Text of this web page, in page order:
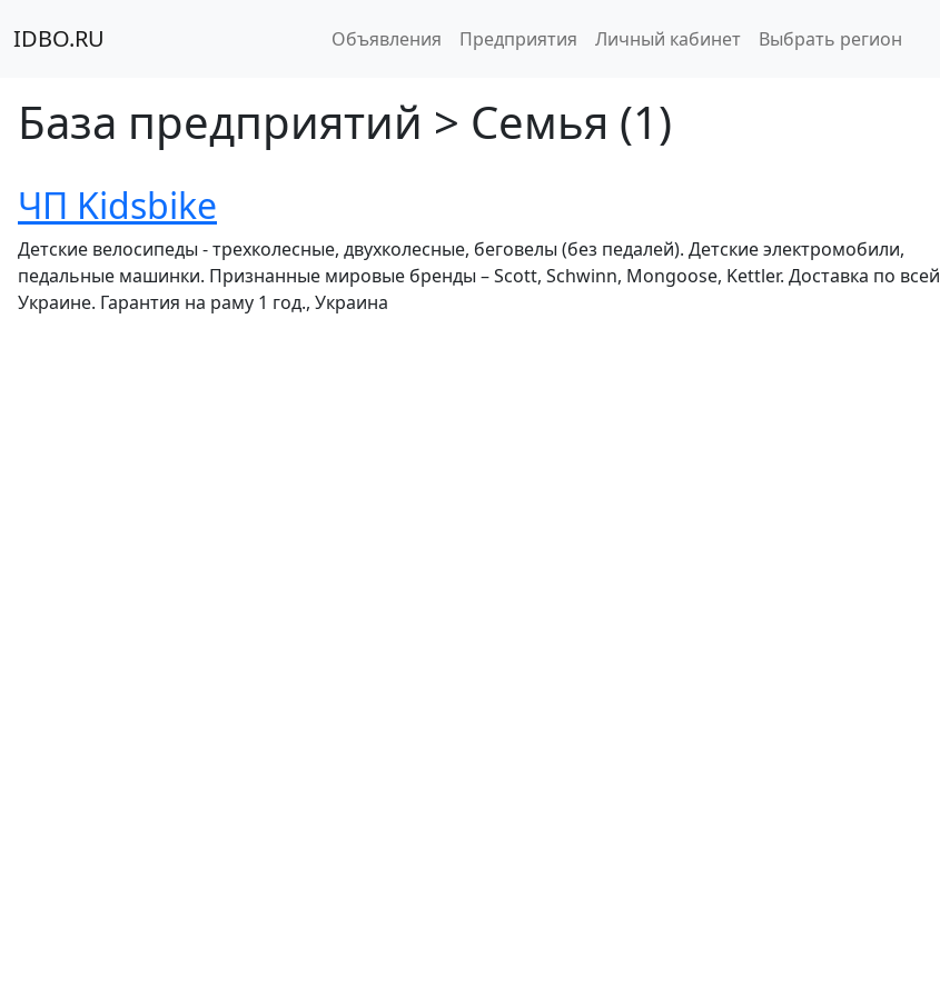
IDBO.RU Объявления Предприятия Личный кабинет Выбрать регион
База предприятий > Семья (1)
ЧП Kidsbike
Детские велосипеды - трехколесные, двухколесные, беговелы (без педалей). Детские электромобили,
педальные машинки. Признанные мировые бренды – Scott, Schwinn, Mongoose, Kettler. Доставка по всей
Украине. Гарантия на раму 1 год., Украина